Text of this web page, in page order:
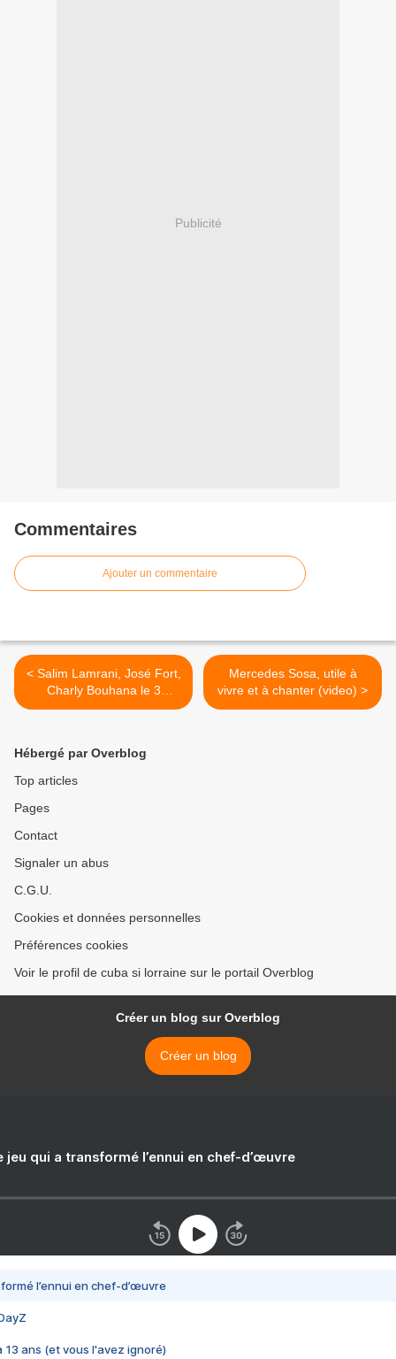
Publicité
Commentaires
Ajouter un commentaire
< Salim Lamrani, José Fort,
Charly Bouhana le 3
octobre en Lorraine !
Mercedes Sosa, utile à
vivre et à chanter (video) >
Hébergé par Overblog
Top articles
Pages
Contact
Signaler un abus
C.G.U.
Cookies et données personnelles
Préférences cookies
Voir le profil de cuba si lorraine sur le portail Overblog
Créer un blog sur Overblog
Créer un blog
jeu qui a transformé l’ennui en chef-d’œuvre
l’ennui en chef-d’œuvre
13 ans (et vous l'avez ignoré)